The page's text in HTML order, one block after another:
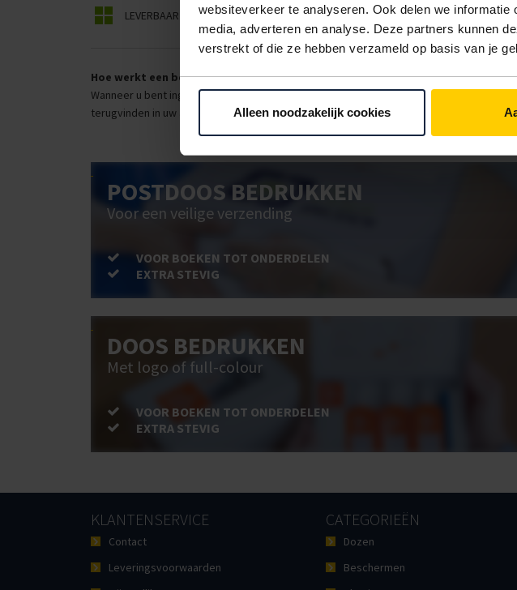
websiteverkeer te analyseren. Ook delen we
media, adverteren en analyse. Deze partners kunnen
verstrekt of die ze hebben verzameld op basis van je
Alleen noodzakelijk cookies
LEVERBAAR BEPERKT LEVERBAAR IN BESTELLING
Hoe werkt een bestellijst?
Wanneer u bent ingelogd, kunt u een eigen bestellijst maken. Gebruik bestel- en
terugvinden in uw account. Dat pakt altijd goed uit voor uw administratie!
POSTDOOS BEDRUKKEN
Voor een veilige verzending
VOOR BOEKEN TOT ONDERDELEN
EXTRA STEVIG
DOOS BEDRUKKEN
Met logo of full-colour
VOOR BOEKEN TOT ONDERDELEN
EXTRA STEVIG
KLANTENSERVICE
Contact
Leveringsvoorwaarden
CATEGORIEËN
Dozen
Beschermen